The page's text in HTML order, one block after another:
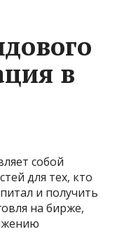
в
собой
для тех, кто
и получить
на бирже,